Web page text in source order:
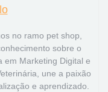
no ramo pet shop,
sobre o
em Marketing Digital e
une a paixão
e aprendizado.